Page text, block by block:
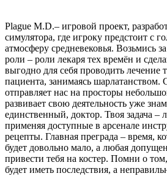
Plague M.D.– игровой проект,
симулятора, где игроку предстоит с
атмосферу средневековья. Возьмись
роли – роли лекаря тех времён и
выгодно для себя проводить лечение
пациента, занимаясь
отправляет нас на просторы
развивает свою деятельность уже
единственный, доктор. Твоя задача –
применяя доступные в арсенале
рецепты. Главная преграда – время,
будет довольно мало, а любая
привести тебя на костер. Помни о
будет иметь последствия, а